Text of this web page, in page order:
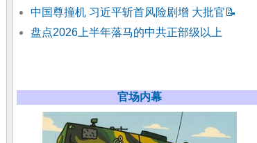
中国尊撞机 习近平斩首风险剧增 大批官 📝
盘点2026上半年落马的中共正部级以上
官场内幕